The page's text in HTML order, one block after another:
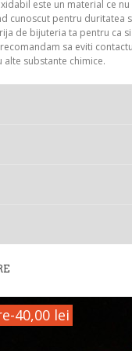
este un material ce
cunoscut pentru duritatea
de bijuteria ta pentru ca
sa eviti
substante chimice.
-40,00 lei